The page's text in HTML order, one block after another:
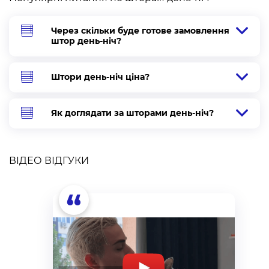
Зробіть заміри ширини по ребру штапика.
Зробіть заміри висоти по зовнішньому краю штапика.
Закрита система без направляючих.
Етапи замірів
Процес проведення замірів не складний, але потребує
БЕЗКОШТОВНОЮ послугою проведення замірів
межах 50 км від міста.
Штори день-ніч в Хмельницькому: особливості
Через скільки буде готове замовлення
штор день-ніч?
Штори день-ніч ціна?
Як доглядати за шторами день-ніч?
ВІДЕО ВІДГУКИ
“